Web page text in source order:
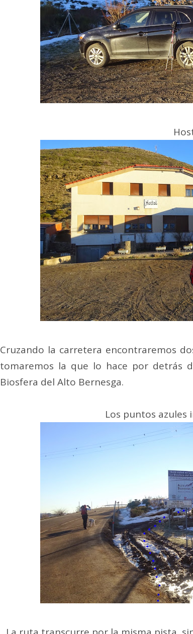
Cruzando la carretera encontraremos
tomaremos la que lo hace por detrás
Biosfera del Alto Bernesga.
Los puntos azules